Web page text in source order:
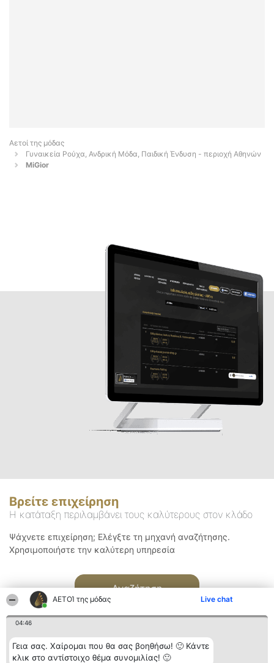
ΑΕΤΟΊ της μόδας Live chat
04:46
Γεια σας. Χαίρομαι που θα σας βοηθήσω! 🙂 Κάντε
κλικ στο αντίστοιχο θέμα συνομιλίας! 🙂
Αετοί της μόδας
Γυναικεία Ρούχα, Ανδρική Μόδα, Παιδική Ένδυση - περιοχή Αθηνών
MiGior
Βρείτε επιχείρηση
Η κατάταξη περιλαμβάνει τους καλύτερους στον κλάδο
Ψάχνετε επιχείρηση; Ελέγξτε τη μηχανή αναζήτησης.
Χρησιμοποιήστε την καλύτερη υπηρεσία
Αναζήτηση